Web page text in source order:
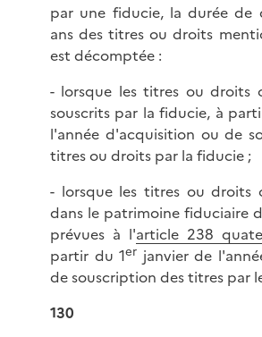
par une fiducie, la durée
ans des titres ou droits
est décomptée :
- lorsque les titres ou droits
souscrits par la fiducie, à
l'année d'acquisition ou de
titres ou droits par la fiducie ;
- lorsque les titres ou droits
dans le patrimoine fiduciaire
prévues à l'article 238
partir du 1er janvier de
de souscription des titres par
130